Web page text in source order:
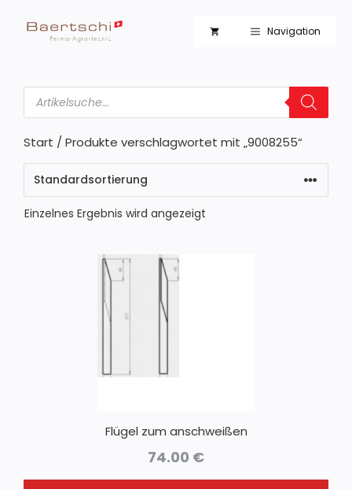
Inhalt
Navigation
Products
search
Start / Produkte verschlagwortet mit „9008255“
Einzelnes Ergebnis wird angezeigt
Flügel zum anschweißen
74.00 €